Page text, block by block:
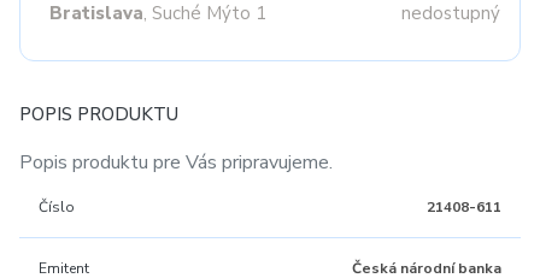
Bratislava, Suché Mýto 1 nedostupný
POPIS PRODUKTU
Popis produktu pre Vás pripravujeme.
Číslo 21408-611
Emitent Česká národní banka